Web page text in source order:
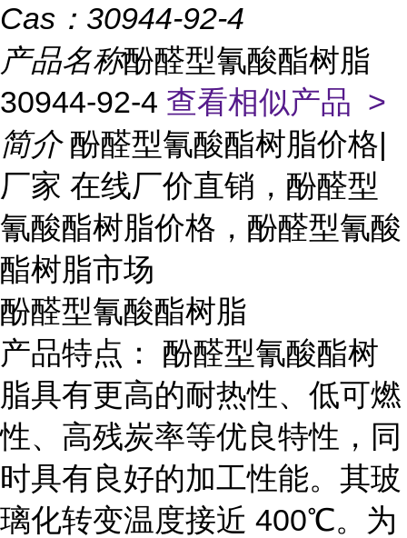
Cas： 30944-92-4
产品名称酚醛型氰酸酯树脂
30944-92-4 查看相似产品 >
简介 酚醛型氰酸酯树脂价格|
厂家 在线厂价直销，酚醛型
氰酸酯树脂价格，酚醛型氰酸
酯树脂市场
酚醛型氰酸酯树脂
产品特点： 酚醛型氰酸酯树
脂具有更高的耐热性、低可燃
性、高残炭率等优良特性，同
时具有良好的加工性能。其玻
璃化转变温度接近 400℃。为